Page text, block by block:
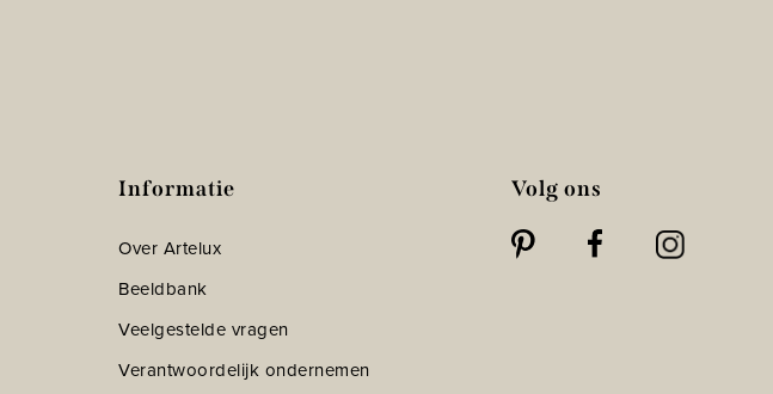
Informatie
Over Artelux
Beeldbank
Veelgestelde vragen
Verantwoordelijk ondernemen
Volg ons